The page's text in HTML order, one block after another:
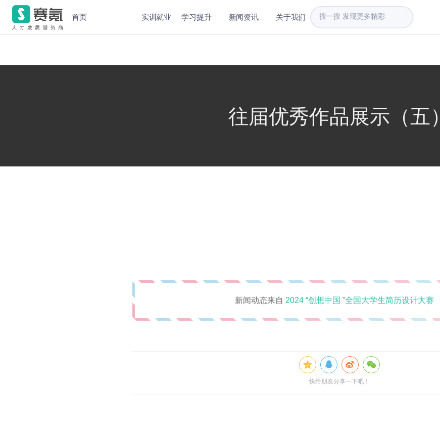
首页 实训就业 学习提升 新闻资讯 关于我们
往届优秀作品展示（五）
新闻动态来自 2024 “创想中国 ”全国大学生简历设计大赛
快给朋友分享一下吧！